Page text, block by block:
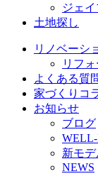
ジェ
土地探し
リノベーシ
リフ
よくある質
家づくりコ
お知らせ
ブログ
WELL-
新モ
NEWS